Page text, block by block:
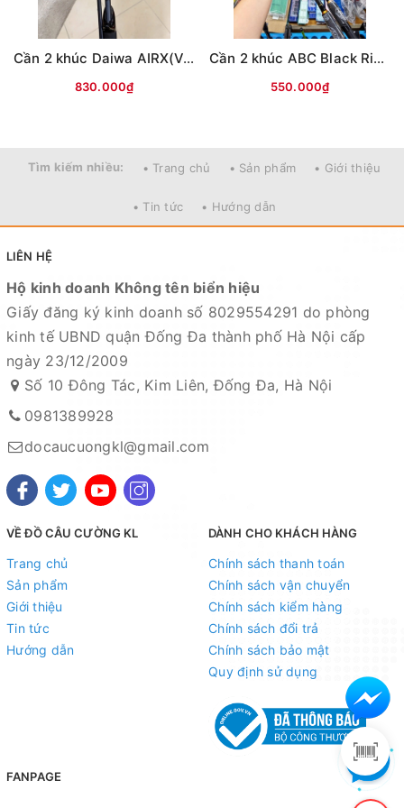
- Sendo:https://www.sendo.vn/shop/do-cau-cuong-kl
- Lazada:https://www.lazada.vn/shop/do-cau-cuong-
kl"
- Zalo OA:https://zalo.me/4190676579548541614
Chuyên sỉ lẻ toàn quốc - Giao hàng toàn quốc - Nhận
ship COD ( nhận hàng thanh toán )
HỆ THỐNG TÀI KHOẢN NGÂN HÀNG
1. Ngân hàng Kỹ thương TECHCOMBANK -CN Hoàng
Hoa Thám - Hà Nội
Số tài khoản : 19021180136019
Chủ tài khoản : Nguyễn Thị Tuyết Minh
2. Ngân hàng Ngoại thương VIETCOMBANK -
Nội
Số tài khoản : 0021001015829
Chủ tài khoản : Nguyễn Thị Tuyết Minh
3. Ngân hàng Nông nghiệp và Phát triển nông thôn
AGRIBANK -
Số tài khoản :1303206119886
Chủ tài khoản : Nguyễn Thị Tuyết Minh
CN Hà
Chủ tài khoản : Nguyễn Thị Tuyết Minh
Cần 2 khúc Daiwa AIRX(Vân chéo nâu)
830.000₫
Cần 2 khúc ABC Black River
550.000₫
Tìm kiếm nhiều: • Trang chủ • Sản phẩm • Giới thiệu
• Tin tức • Hướng dẫn
LIÊN HỆ
Hộ kinh doanh Không tên biển hiệu
Giấy đăng ký kinh doanh số 8029554291 do phòng
kinh tế UBND quận Đống Đa thành phố Hà Nội cấp
ngày 23/12/2009
Số 10 Đông Tác, Kim Liên, Đống Đa, Hà Nội
0981389928
docaucuongkl@gmail.com
VỀ ĐỒ CÂU CƯỜNG KL
Trang chủ
Sản phẩm
Giới thiệu
Tin tức
Hướng dẫn
DÀNH CHO KHÁCH HÀNG
Chính sách thanh toán
Chính sách vận chuyển
Chính sách kiểm hàng
Chính sách đổi trả
Chính sách bảo mật
Quy định sử dụng
FANPAGE